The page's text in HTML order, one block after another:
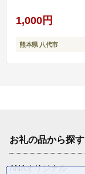
1,000円
熊本県 八代市
お礼の品から探す
ANAオリジナル